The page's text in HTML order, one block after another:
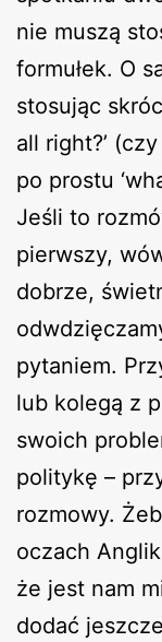
nie muszą
formułek. O
stosując
all right?’
po prostu
Jeśli to
pierwszy,
dobrze,
pytaniem.
lub kolegą z
swoich
politykę –
rozmowy.
oczach
że jest nam
dodać